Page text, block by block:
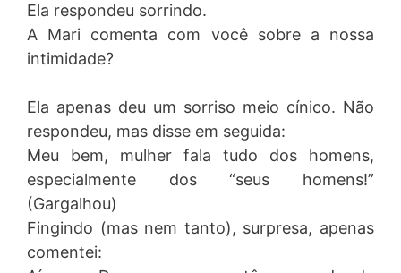
Ela respondeu sorrindo.
A Mari comenta com você sobre a nossa
intimidade?
Ela apenas deu um sorriso meio cínico. Não
respondeu, mas disse em seguida:
Meu bem, mulher fala tudo dos homens,
especialmente dos “seus homens!”
(Gargalhou)
Fingindo (mas nem tanto), surpresa, apenas
comentei: